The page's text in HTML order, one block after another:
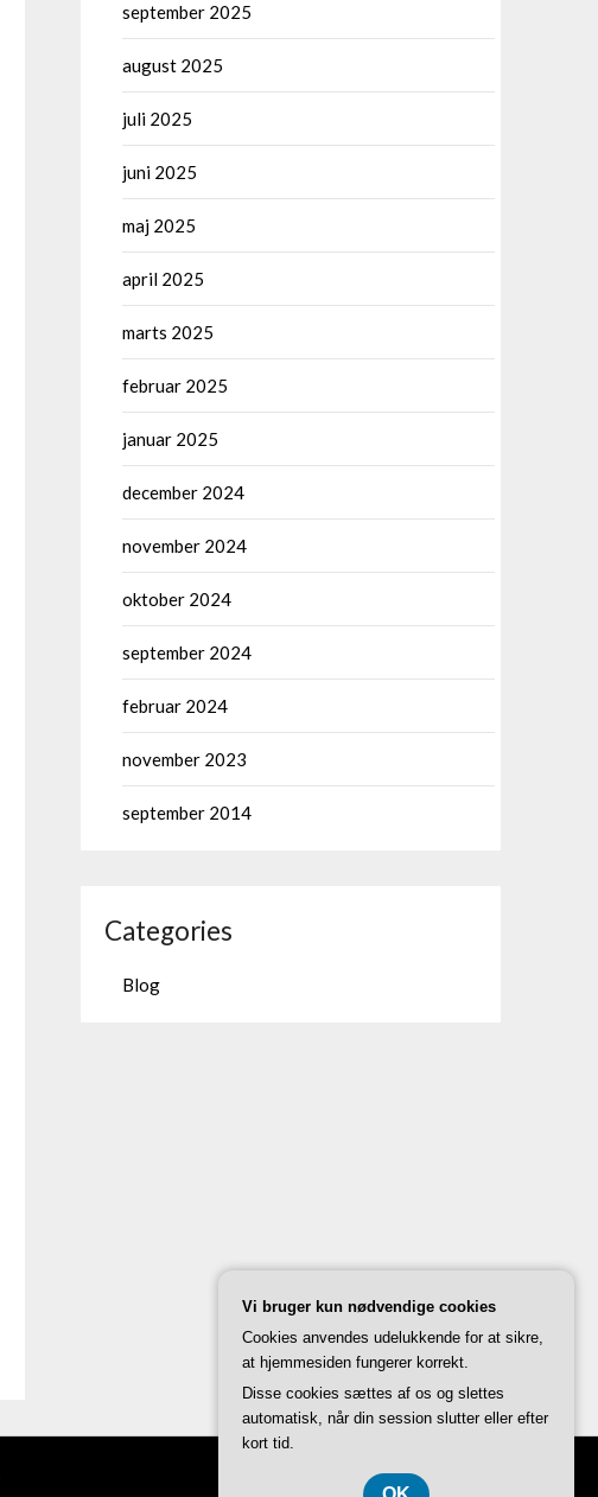
september 2025
august 2025
juli 2025
juni 2025
maj 2025
april 2025
marts 2025
februar 2025
januar 2025
december 2024
november 2024
oktober 2024
september 2024
februar 2024
november 2023
september 2014
Categories
Blog
Vi bruger kun nødvendige cookies
Cookies anvendes udelukkende for at sikre,
at hjemmesiden fungerer korrekt.
Disse cookies sættes af os og slettes
automatisk, når din session slutter eller efter
kort tid.